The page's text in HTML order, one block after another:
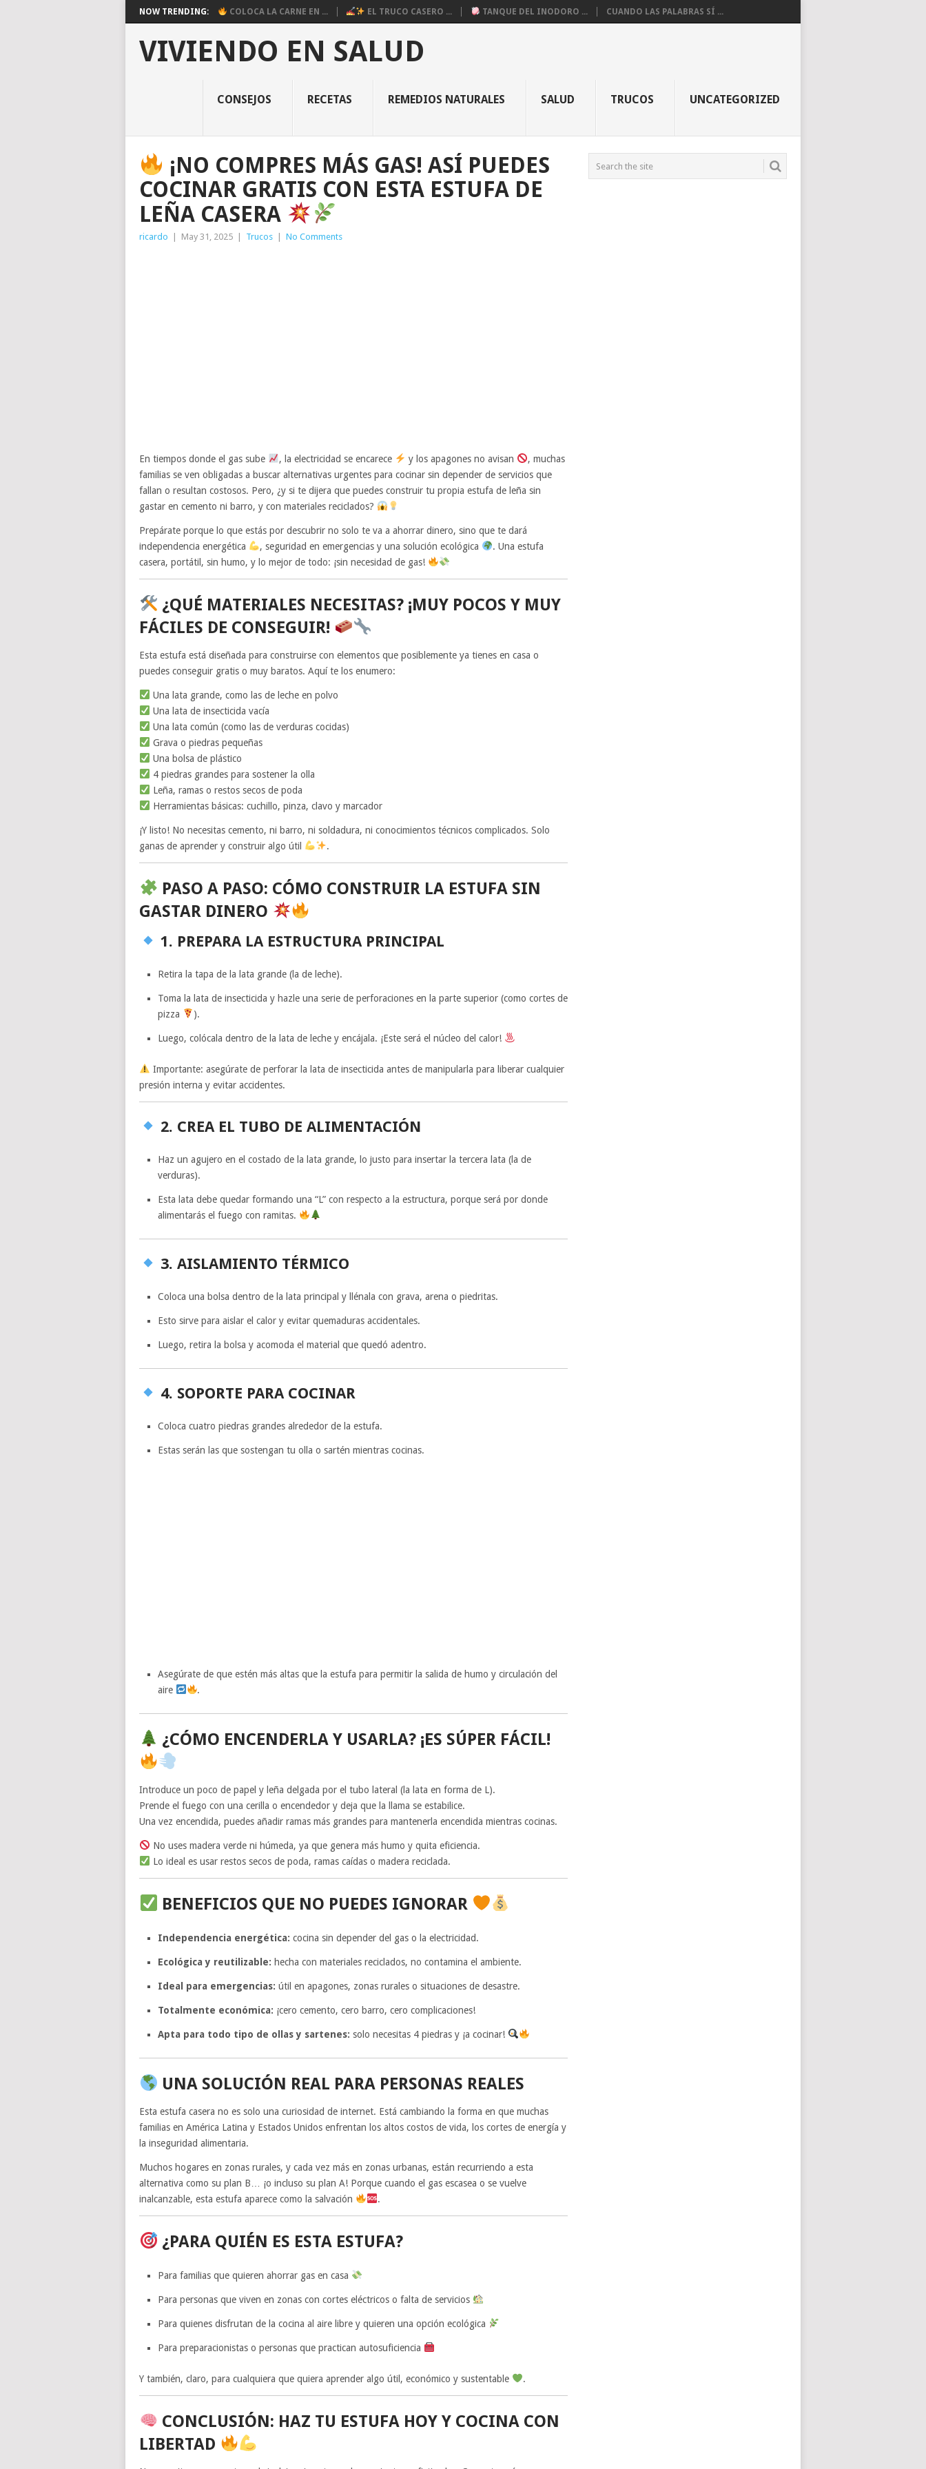
NOW TRENDING: COLOCA LA CARNE EN ... EL TRUCO CASERO ... TANQUE DEL INODORO ... CUANDO LAS PALABRAS SÍ ...
VIVIENDO EN SALUD
CONSEJOS RECETAS REMEDIOS NATURALES SALUD TRUCOS UNCATEGORIZED
¡NO COMPRES MÁS GAS! ASÍ PUEDES
COCINAR GRATIS CON ESTA ESTUFA DE
LEÑA CASERA
ricardo | May 31, 2025 | Trucos | No Comments
En tiempos donde el gas sube , la electricidad se encarece y los apagones no avisan
, muchas
familias se ven obligadas a buscar alternativas urgentes para cocinar sin depender de servicios que
fallan o resultan costosos. Pero, ¿y si te dijera que puedes construir tu propia estufa de leña sin
gastar en cemento ni barro, y con materiales reciclados?
Prepárate porque lo que estás por descubrir no solo te va a ahorrar dinero, sino que te dará
independencia energética
, seguridad en emergencias y una solución ecológica
. Una estufa
casera, portátil, sin humo, y lo mejor de todo: ¡sin necesidad de gas!
¿QUÉ MATERIALES NECESITAS? ¡MUY POCOS Y MUY
FÁCILES DE CONSEGUIR!
Esta estufa está diseñada para construirse con elementos que posiblemente ya tienes en casa o
puedes conseguir gratis o muy baratos. Aquí te los enumero:
Una lata grande, como las de leche en polvo
Una lata de insecticida vacía
Una lata común (como las de verduras cocidas)
Grava o piedras pequeñas
Una bolsa de plástico
4 piedras grandes para sostener la olla
Leña, ramas o restos secos de poda
Herramientas básicas: cuchillo, pinza, clavo y marcador
¡Y listo! No necesitas cemento, ni barro, ni soldadura, ni conocimientos técnicos complicados. Solo
ganas de aprender y construir algo útil
.
PASO A PASO: CÓMO CONSTRUIR LA ESTUFA SIN
GASTAR DINERO
1. PREPARA LA ESTRUCTURA PRINCIPAL
Retira la tapa de la lata grande (la de leche).
Toma la lata de insecticida y hazle una serie de perforaciones en la parte superior (como cortes de
pizza
).
Luego, colócala dentro de la lata de leche y encájala. ¡Este será el núcleo del calor!
Importante: asegúrate de perforar la lata de insecticida antes de manipularla para liberar cualquier
presión interna y evitar accidentes.
2. CREA EL TUBO DE ALIMENTACIÓN
Haz un agujero en el costado de la lata grande, lo justo para insertar la tercera lata (la de
verduras).
Esta lata debe quedar formando una “L” con respecto a la estructura, porque será por donde
alimentarás el fuego con ramitas.
3. AISLAMIENTO TÉRMICO
Coloca una bolsa dentro de la lata principal y llénala con grava, arena o piedritas.
Esto sirve para aislar el calor y evitar quemaduras accidentales.
Luego, retira la bolsa y acomoda el material que quedó adentro.
4. SOPORTE PARA COCINAR
Coloca cuatro piedras grandes alrededor de la estufa.
Estas serán las que sostengan tu olla o sartén mientras cocinas.
Asegúrate de que estén más altas que la estufa para permitir la salida de humo y circulación del
aire
.
¿CÓMO ENCENDERLA Y USARLA? ¡ES SÚPER FÁCIL!
Introduce un poco de papel y leña delgada por el tubo lateral (la lata en forma de L).
Prende el fuego con una cerilla o encendedor y deja que la llama se estabilice.
Una vez encendida, puedes añadir ramas más grandes para mantenerla encendida mientras cocinas.
No uses madera verde ni húmeda, ya que genera más humo y quita eficiencia.
Lo ideal es usar restos secos de poda, ramas caídas o madera reciclada.
BENEFICIOS QUE NO PUEDES IGNORAR
Independencia energética: cocina sin depender del gas o la electricidad.
Ecológica y reutilizable: hecha con materiales reciclados, no contamina el ambiente.
Ideal para emergencias: útil en apagones, zonas rurales o situaciones de desastre.
Totalmente económica: ¡cero cemento, cero barro, cero complicaciones!
Apta para todo tipo de ollas y sartenes: solo necesitas 4 piedras y ¡a cocinar!
UNA SOLUCIÓN REAL PARA PERSONAS REALES
Esta estufa casera no es solo una curiosidad de internet. Está cambiando la forma en que muchas
familias en América Latina y Estados Unidos enfrentan los altos costos de vida, los cortes de energía y
la inseguridad alimentaria.
Muchos hogares en zonas rurales, y cada vez más en zonas urbanas, están recurriendo a esta
alternativa como su plan B… ¡o incluso su plan A! Porque cuando el gas escasea o se vuelve
inalcanzable, esta estufa aparece como la salvación
.
¿PARA QUIÉN ES ESTA ESTUFA?
Para familias que quieren ahorrar gas en casa
Para personas que viven en zonas con cortes eléctricos o falta de servicios
Para quienes disfrutan de la cocina al aire libre y quieren una opción ecológica
Para preparacionistas o personas que practican autosuficiencia
Y también, claro, para cualquiera que quiera aprender algo útil, económico y sustentable .
CONCLUSIÓN: HAZ TU ESTUFA HOY Y COCINA CON
LIBERTAD